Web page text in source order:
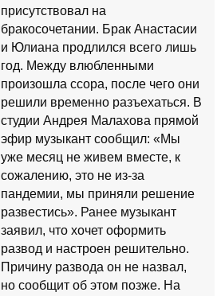
присутствовал на
бракосочетании. Брак Анастасии
и Юлиана продлился всего лишь
год. Между влюбленными
произошла ссора, после чего они
решили временно разъехаться. В
студии Андрея Малахова прямой
эфир музыкант сообщил: «Мы
уже месяц не живем вместе, к
сожалению, это не из-за
пандемии, мы приняли решение
развестись». Ранее музыкант
заявил, что хочет оформить
развод и настроен решительно.
Причину развода он не назвал,
но сообщит об этом позже. На